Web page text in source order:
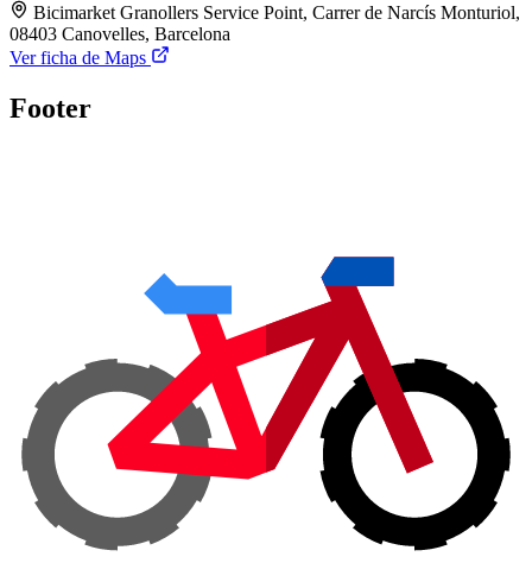
Bicimarket Granollers Service Point, Carrer de Narcís Monturiol,
08403 Canovelles, Barcelona
Ver ficha de Maps
Footer